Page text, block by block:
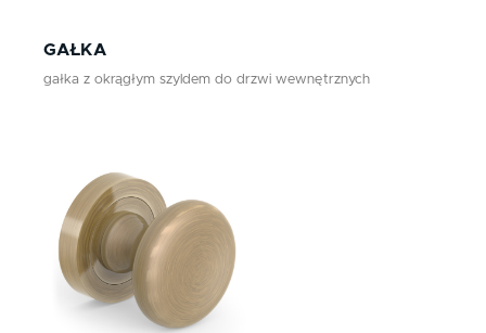
GAŁKA
gałka z okrągłym szyldem do drzwi wewnętrznych